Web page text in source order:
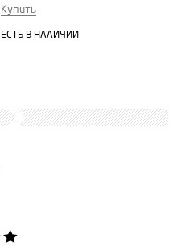
Купить
ЕСТЬ В НАЛИЧИИ